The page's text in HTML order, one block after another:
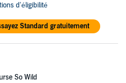
Fassung genießt du digital exklusiv
d'éligibilité
Standard gratuitement
So Wild